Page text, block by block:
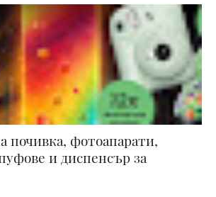
почивка, фотоапарати,
и диспенсър за